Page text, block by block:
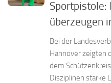
Sportpistole:
überzeugen
Bei der
Hannover zeigten
dem
Disziplinen starke